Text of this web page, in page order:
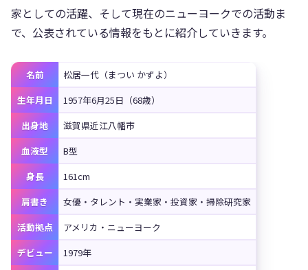
家としての活躍、そして現在のニューヨークでの活動ま
で、公表されている情報をもとに紹介していきます。
名前
松居一代（まつい かずよ）
生年月日
1957年6月25日（68歳）
出身地
滋賀県近江八幡市
血液型
B型
身長
161cm
肩書き
女優・タレント・実業家・投資家・掃除研究家
活動拠点
アメリカ・ニューヨーク
デビュー
1979年